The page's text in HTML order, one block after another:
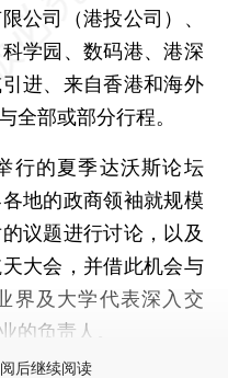
公司（港投公司）、
学园、数码港、港深
进、来自香港和海外
全部或部分行程。
的夏季达沃斯论坛
地的政商领袖就规模
议题进行讨论，以及
大会，并借此机会与
界及大学代表深入交
的负责人。
后继续阅读